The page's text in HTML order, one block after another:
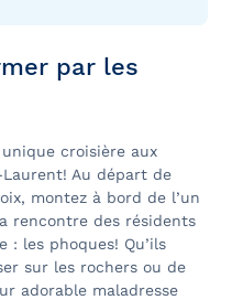
par les
croisière aux
Au départ de
montez à bord de l’un
rencontre des résidents
: les phoques! Qu’ils
sur les rochers ou de
adorable maladresse